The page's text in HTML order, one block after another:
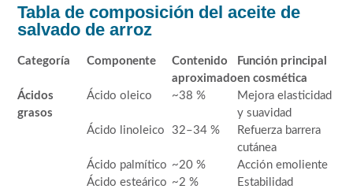
Tabla de composición del aceite de
salvado de arroz
Categoría Componente
Contenido
aproximado
Función principal
en cosmética
Ácidos
grasos
Ácido oleico ~38 %
Mejora elasticidad
y suavidad
Ácido linoleico
32–34 %
Refuerza barrera
cutánea
Ácido palmítico ~20 %
Acción emoliente
Ácido esteárico ~2 %
Estabilidad